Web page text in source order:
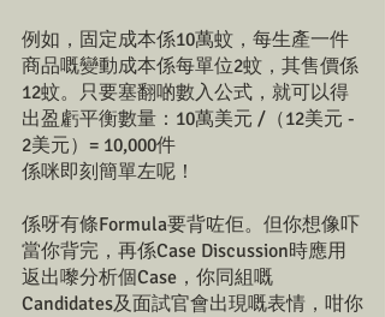
例如，固定成本係10萬蚊，每生產一件
商品嘅變動成本係每單位2蚊，其售價係
12蚊。只要塞翻啲數入公式，就可以得
出盈虧平衡數量：10萬美元 /（12美元 -
2美元）= 10,000件
係咪即刻簡單左呢！
係呀有條Formula要背咗佢。但你想像吓
當你背完，再係Case Discussion時應用
返出嚟分析個Case，你同組嘅
Candidates及面試官會出現嘅表情，咁你